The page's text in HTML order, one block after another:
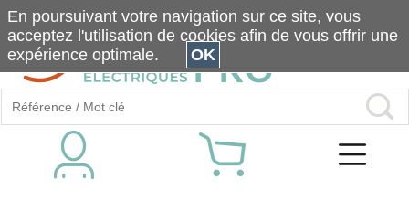
En poursuivant votre navigation sur ce site, vous
acceptez l'utilisation de cookies afin de vous offrir une
expérience optimale.
OK